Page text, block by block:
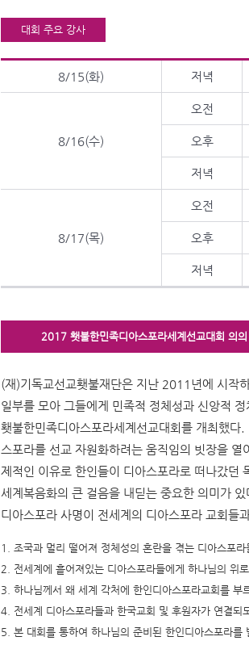
대회 주요 강사
8/15(화) 저녁
8/16(수)
오전
오후
저녁
8/17(목)
오전
오후
저녁
2017 횃불한민족디아스포라세계선교대회 의
(재)기독교선교횃불재단은 지난 2011년에 시
일부를 모아 그들에게 민족적 정체성과 신앙적
횃불한민족디아스포라세계선교대회를 개최했
스포라를 선교 자원화하려는 움직임의 빗장을
제적인 이유로 한인들이 디아스포라로 떠나갔던
세계복음화의 큰 걸음을 내딛는 중요한 의미가
디아스포라 사명이 전세계의 디아스포라 교회
1. 조국과 멀리 떨어져 정체성의 혼란을 겪는 디아스포
2. 전세계에 흩어져있는 디아스포라들에게 하나님의 위
3. 하나님께서 왜 세계 각처에 한인디아스포라교회를
4. 전세계 디아스포라들과 한국교회 및 후원자가 연결되
5. 본 대회를 통하여 하나님의 준비된 한인디아스포라